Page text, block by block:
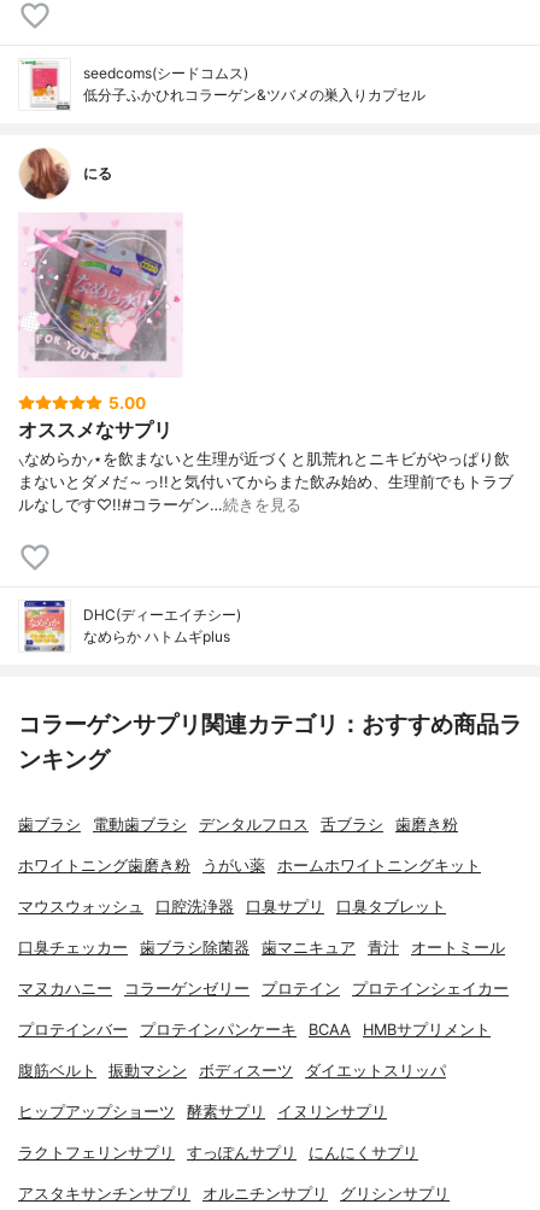
seedcoms(シードコムス)
低分子ふかひれコラーゲン&ツバメの巣入りカプセル
にる
5.00
オススメなサプリ
⸜なめらか⸝⋆を飲まないと生理が近づくと肌荒れとニキビがやっぱり飲
まないとダメだ～っ!!と気付いてからまた飲み始め、生理前でもトラブ
ルなしです♡!!#コラーゲン…続きを見る
DHC(ディーエイチシー)
なめらか ハトムギplus
コラーゲンサプリ関連カテゴリ：おすすめ商品ラ
ンキング
歯ブラシ 電動歯ブラシ デンタルフロス 舌ブラシ 歯磨き粉
ホワイトニング歯磨き粉 うがい薬 ホームホワイトニングキット
マウスウォッシュ 口腔洗浄器 口臭サプリ 口臭タブレット
口臭チェッカー 歯ブラシ除菌器 歯マニキュア 青汁 オートミール
マヌカハニー コラーゲンゼリー プロテイン プロテインシェイカー
プロテインバー プロテインパンケーキ BCAA HMBサプリメント
腹筋ベルト 振動マシン ボディスーツ ダイエットスリッパ
ヒップアップショーツ 酵素サプリ イヌリンサプリ
ラクトフェリンサプリ すっぽんサプリ にんにくサプリ
アスタキサンチンサプリ オルニチンサプリ グリシンサプリ